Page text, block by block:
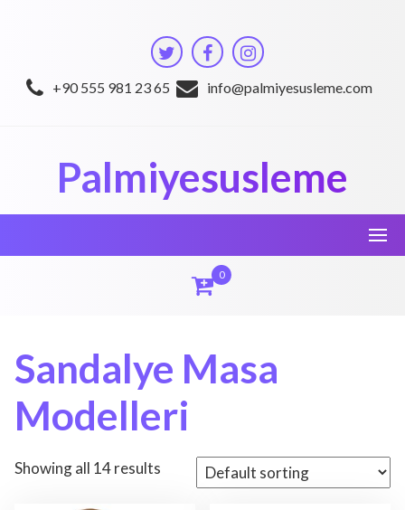
+90 555 981 23 65 info@palmiyesusleme.com
Palmiyesusleme
0
Sandalye Masa
Modelleri
Showing all 14 results